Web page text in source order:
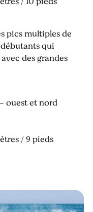
pics multiples de
qui
des grandes
ouest et nord
/ 9 pieds